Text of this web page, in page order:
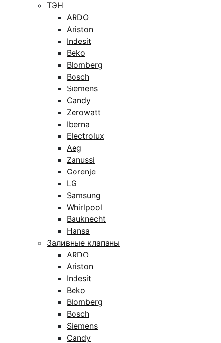
ТЭН
ARDO
Ariston
Indesit
Beko
Blomberg
Bosch
Siemens
Candy
Zerowatt
Iberna
Electrolux
Aeg
Zanussi
Gorenje
LG
Samsung
Whirlpool
Bauknecht
Hansa
Заливные клапаны
ARDO
Ariston
Indesit
Beko
Blomberg
Bosch
Siemens
Candy